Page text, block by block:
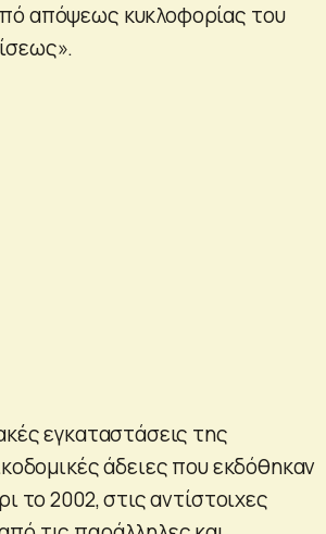
απόψεως κυκλοφορίας του
εγκαταστάσεις της
άδειες που εκδόθηκαν
το 2002, στις αντίστοιχες